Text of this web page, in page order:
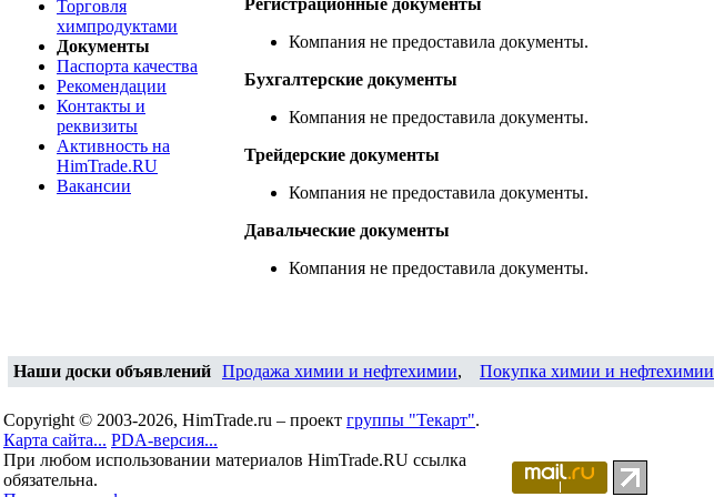
Торговля
химпродуктами
Документы
Паспорта качества
Рекомендации
Контакты и
реквизиты
Активность на
HimTrade.RU
Вакансии
Регистрационные документы
Компания не предоставила документы.
Бухгалтерские документы
Компания не предоставила документы.
Трейдерские документы
Компания не предоставила документы.
Давальческие документы
Компания не предоставила документы.
Наши доски объявлений Продажа химии и нефтехимии, Покупка химии и нефтехимии
Copyright © 2003-2026, HimTrade.ru – проект группы "Текарт".
Карта сайта... PDA-версия...
При любом использовании материалов HimTrade.RU ссылка
обязательна.